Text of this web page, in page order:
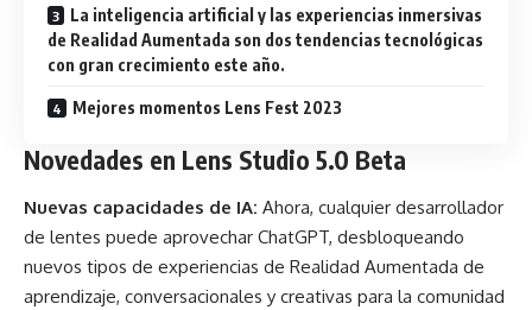
La inteligencia artificial y las experiencias inmersivas
de Realidad Aumentada son dos tendencias tecnológicas
con gran crecimiento este año.
Mejores momentos Lens Fest 2023
Novedades en Lens Studio 5.0 Beta
Nuevas capacidades de IA: Ahora, cualquier desarrollador
de lentes puede aprovechar ChatGPT, desbloqueando
nuevos tipos de experiencias de Realidad Aumentada de
aprendizaje, conversacionales y creativas para la comunidad